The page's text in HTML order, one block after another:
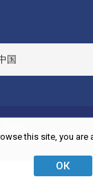
this site, you are
ОК
国
所有。